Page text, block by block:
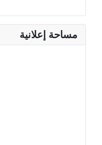
مساحة إعلانية